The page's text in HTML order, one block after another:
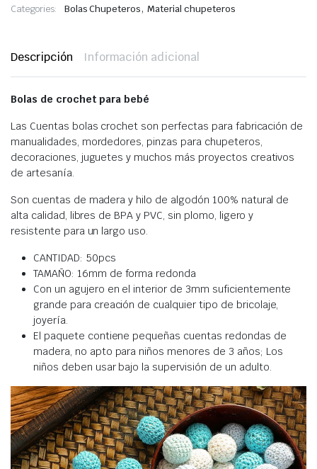
Categories: Bolas Chupeteros,Material chupeteros
Descripción Información adicional
Bolas de crochet para bebé
Las Cuentas bolas crochet son perfectas para fabricación de
manualidades, mordedores, pinzas para chupeteros,
decoraciones, juguetes y muchos más proyectos creativos
de artesanía.
Son cuentas de madera y hilo de algodón 100% natural de
alta calidad, libres de BPA y PVC, sin plomo, ligero y
resistente para un largo uso.
CANTIDAD: 50pcs
TAMAÑO: 16mm de forma redonda
Con un agujero en el interior de 3mm suficientemente
grande para creación de cualquier tipo de bricolaje,
joyería.
El paquete contiene pequeñas cuentas redondas de
madera, no apto para niños menores de 3 años; Los
niños deben usar bajo la supervisión de un adulto.